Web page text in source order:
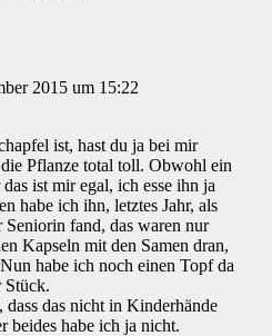
2015 um 15:22
ist, hast du ja bei mir
Pflanze total toll. Obwohl ein
ist mir egal, ich esse ihn ja
habe ich ihn, letztes Jahr, als
fand, das waren nur
Kapseln mit den Samen dran,
habe ich noch einen Topf da
Stück.
dass das nicht in Kinderhände
beides habe ich ja nicht.